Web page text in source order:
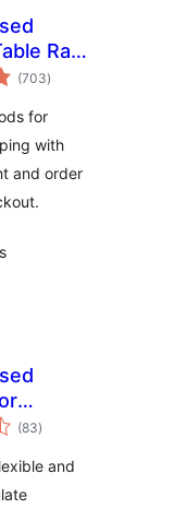
Rate
(703કુલ
રેટિંગ્સ
)
for
with
and order
(83કુલ
રેટિંગ્સ
)
and